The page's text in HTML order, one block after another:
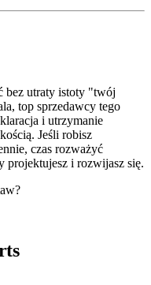
bez utraty istoty "twój
top sprzedawcy tego
i utrzymanie
Jeśli robisz
czas rozważyć
projektujesz i rozwijasz się.